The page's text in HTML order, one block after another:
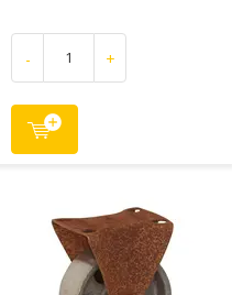
- +